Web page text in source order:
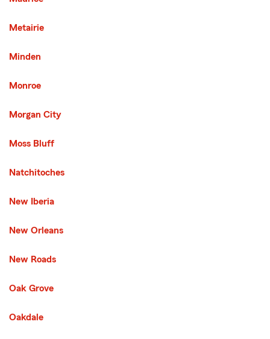
Metairie
Minden
Monroe
Morgan City
Moss Bluff
Natchitoches
New Iberia
New Orleans
New Roads
Oak Grove
Oakdale